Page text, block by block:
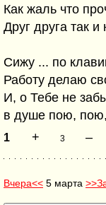
Как жаль что
Друг друга так и
Сижу ... по
Работу делаю
И, о Тебе не
в душе пою,
1 + 3 –
Вчера<< 5 марта